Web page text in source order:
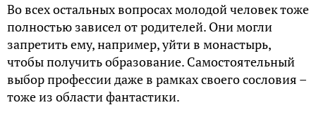
Во всех остальных вопросах молодой человек тоже
полностью зависел от родителей. Они могли
запретить ему, например, уйти в монастырь,
чтобы получить образование. Самостоятельный
выбор профессии даже в рамках своего сословия –
тоже из области фантастики.